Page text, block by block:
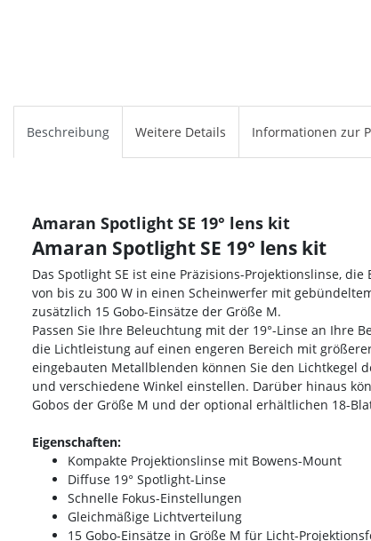
Beschreibung Weitere Details Informationen zur
Amaran Spotlight SE 19° lens kit
Amaran Spotlight SE 19° lens kit
Das Spotlight SE ist eine Präzisions-Projektionslinse,
von bis zu 300 W in einen Scheinwerfer mit
zusätzlich 15 Gobo-Einsätze der Größe M.
Passen Sie Ihre Beleuchtung mit der 19°-Linse an Ihre
die Lichtleistung auf einen engeren Bereich mit
eingebauten Metallblenden können Sie den Lichtkegel
und verschiedene Winkel einstellen. Darüber hinaus
Gobos der Größe M und der optional erhältlichen 18-
Eigenschaften:
Kompakte Projektionslinse mit Bowens-Mount
Diffuse 19° Spotlight-Linse
Schnelle Fokus-Einstellungen
Gleichmäßige Lichtverteilung
15 Gobo-Einsätze in Größe M für Licht-